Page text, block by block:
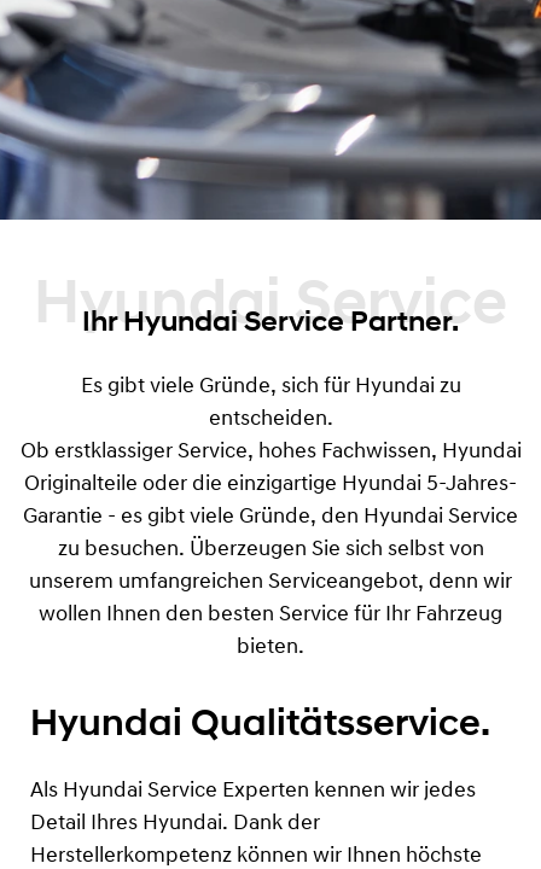
Hyundai Service
Ihr Hyundai Service Partner.
Es gibt viele Gründe, sich für Hyundai zu
entscheiden.
Ob erstklassiger Service, hohes Fachwissen, Hyundai
Originalteile oder die einzigartige Hyundai 5-Jahres-
Garantie - es gibt viele Gründe, den Hyundai Service
zu besuchen. Überzeugen Sie sich selbst von
unserem umfangreichen Serviceangebot, denn wir
wollen Ihnen den besten Service für Ihr Fahrzeug
bieten.
Hyundai Qualitätsservice.
Als Hyundai Service Experten kennen wir jedes
Detail Ihres Hyundai. Dank der
Herstellerkompetenz können wir Ihnen höchste